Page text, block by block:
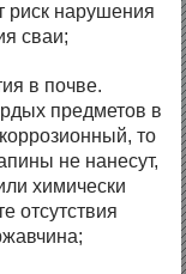
риск нарушения
сваи;
в почве.
предметов в
то
не нанесут,
химически
отсутствия